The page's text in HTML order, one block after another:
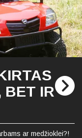
BET IR
ar medžioklei?!